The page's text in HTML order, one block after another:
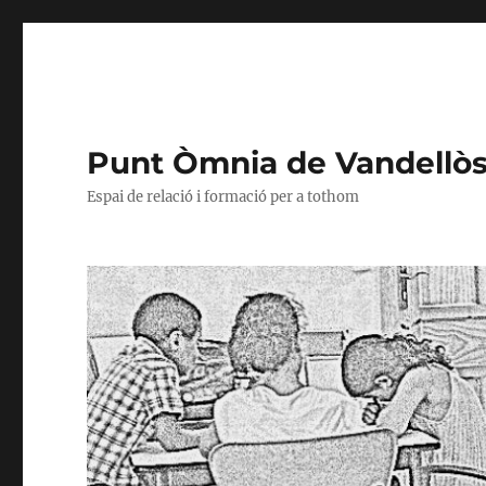
Punt Òmnia de
Espai de relació i formació per a tothom